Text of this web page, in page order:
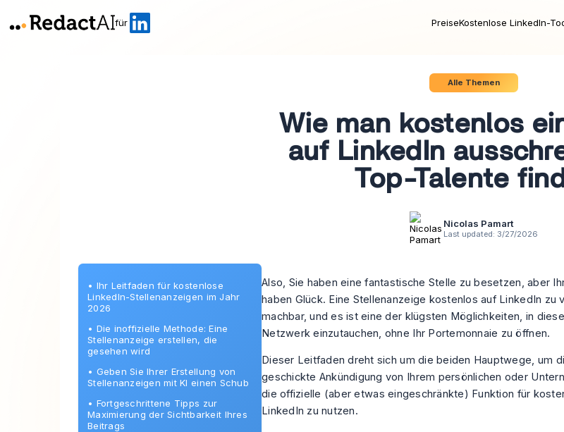
für PreiseKostenlose LinkedIn-
Alle Themen
Wie man kostenlos
auf LinkedIn
Top-Talente
Nicolas Pamart
Last updated: 3/27/2026
• Ihr Leitfaden für kostenlose
LinkedIn-Stellenanzeigen im Jahr
2026
• Die inoffizielle Methode: Eine
Stellenanzeige erstellen, die
gesehen wird
• Geben Sie Ihrer Erstellung von
Stellenanzeigen mit KI einen Schub
• Fortgeschrittene Tipps zur
Maximierung der Sichtbarkeit Ihres
Beitrags
Also, Sie haben eine fantastische Stelle zu besetzen, aber
haben Glück. Eine Stellenanzeige kostenlos auf LinkedIn zu
machbar, und es ist eine der klügsten Möglichkeiten, in
Netzwerk einzutauchen, ohne Ihr Portemonnaie zu öffnen.
Dieser Leitfaden dreht sich um die beiden Hauptwege, um
geschickte Ankündigung von Ihrem persönlichen oder
die offizielle (aber etwas eingeschränkte) Funktion für
LinkedIn zu nutzen.